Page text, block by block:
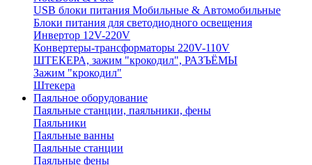
USB блоки питания Мобильные & Автомобильные
Блоки питания для светодиодного освещения
Инвертор 12V-220V
Конвертеры-трансформаторы 220V-110V
ШТЕКЕРА, зажим "крокодил", РАЗЪЁМЫ
Зажим "крокодил"
Штекера
Паяльное оборудование
Паяльные станции, паяльники, фены
Паяльники
Паяльные ванны
Паяльные станции
Паяльные фены